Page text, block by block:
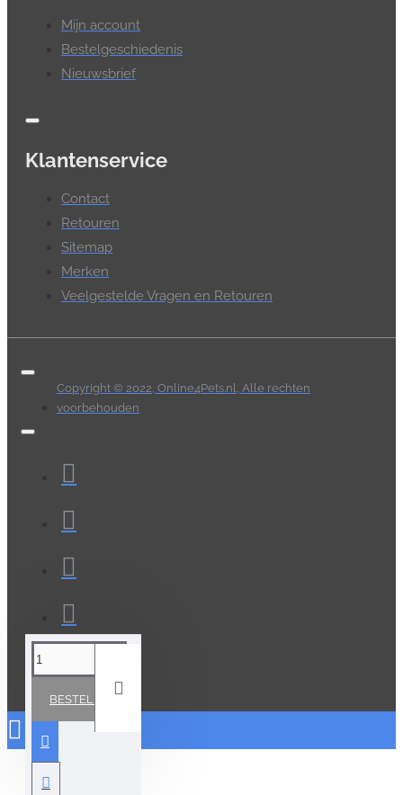
BESTELLEN
Mijn account
Bestelgeschiedenis
Nieuwsbrief
Klantenservice
Contact
Retouren
Sitemap
Merken
Veelgestelde Vragen en Retouren
Copyright © 2022, Online4Pets.nl, Alle rechten
voorbehouden